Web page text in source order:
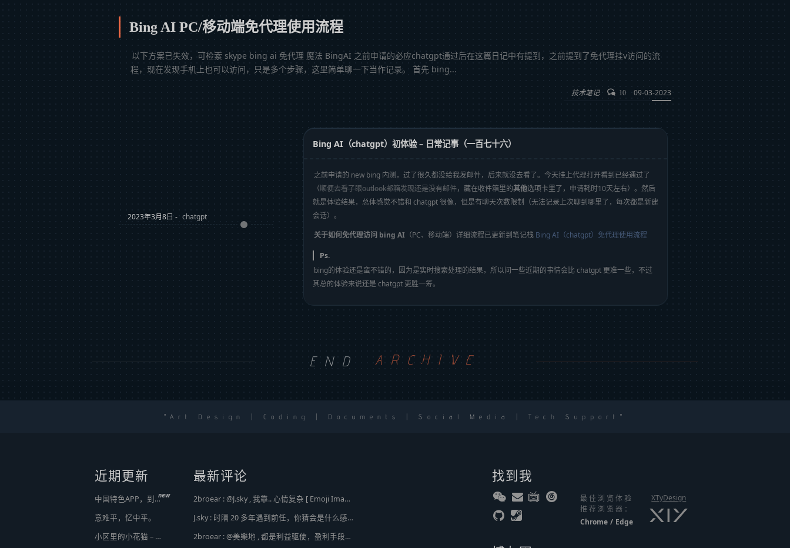
Bing AI PC/移动端免代理使用流程
以下方案已失效，可检索 skype bing ai 免代理 魔法 BingAI 之前申请的必应chatgpt通过后在这篇日记中有提到，之前提到了免代理挂v访问的流
程，现在发现手机上也可以访问，只是多个步骤，这里简单聊一下当作记录。 首先 bing...
技术笔记 10 09-03-2023
2023年3月8日 - chatgpt
Bing AI（chatgpt）初体验 – 日常记事（一百七十六）
之前申请的 new bing 内测，过了很久都没给我发邮件，后来就没去看了。今天挂上代理打开看到已经通过了
（顺便去看了眼outlook邮箱发现还是没有邮件，藏在收件箱里的其他选项卡里了，申请耗时10天左右）。然后
就是体验结果，总体感觉不错和 chatgpt 很像，但是有聊天次数限制（无法记录上次聊到哪里了，每次都是新建
会话）。
关于如何免代理访问 bing AI （PC、移动端）详细流程已更新到笔记栈 Bing AI（chatgpt）免代理使用流程
Ps.
bing的体验还是蛮不错的，因为是实时搜索处理的结果，所以问一些近期的事情会比 chatgpt 更准一些，不过
其总的体验来说还是 chatgpt 更胜一筹。
END ARCHIVE
Art Design | Coding | Documents | Social Media | Tech Support
近期更新
中国特色APP，到底谁来治？new
意难平，忆中平。
小区里的小花猫 – 日常记事（二百二十）
最新评论
2broear : @J.sky , 我靠.. 心情复杂 [ Emoji Image ]
J.sky : 时隔 20 多年遇到前任，你猜会是什么感觉？前几天和老婆去超市，巧不巧老婆去看其他商品了，就这么两分钟的功夫，我和前任迎面相遇，我看了一眼她，她也看到我了，谁都没说话，我感觉她恐慌的逃走了。我们擦肩而过，按道理这个年龄本不应该两个人单独在超市相遇，除非单身。所以，我猜她离婚了？搞不好她可能以为我也离婚了？哈哈哈
2broear : @美樂地 , 都是利益驱使，盈利手段不行
找到我
最佳浏览体验
推荐浏览器：
Chrome / Edge
XTyDesign